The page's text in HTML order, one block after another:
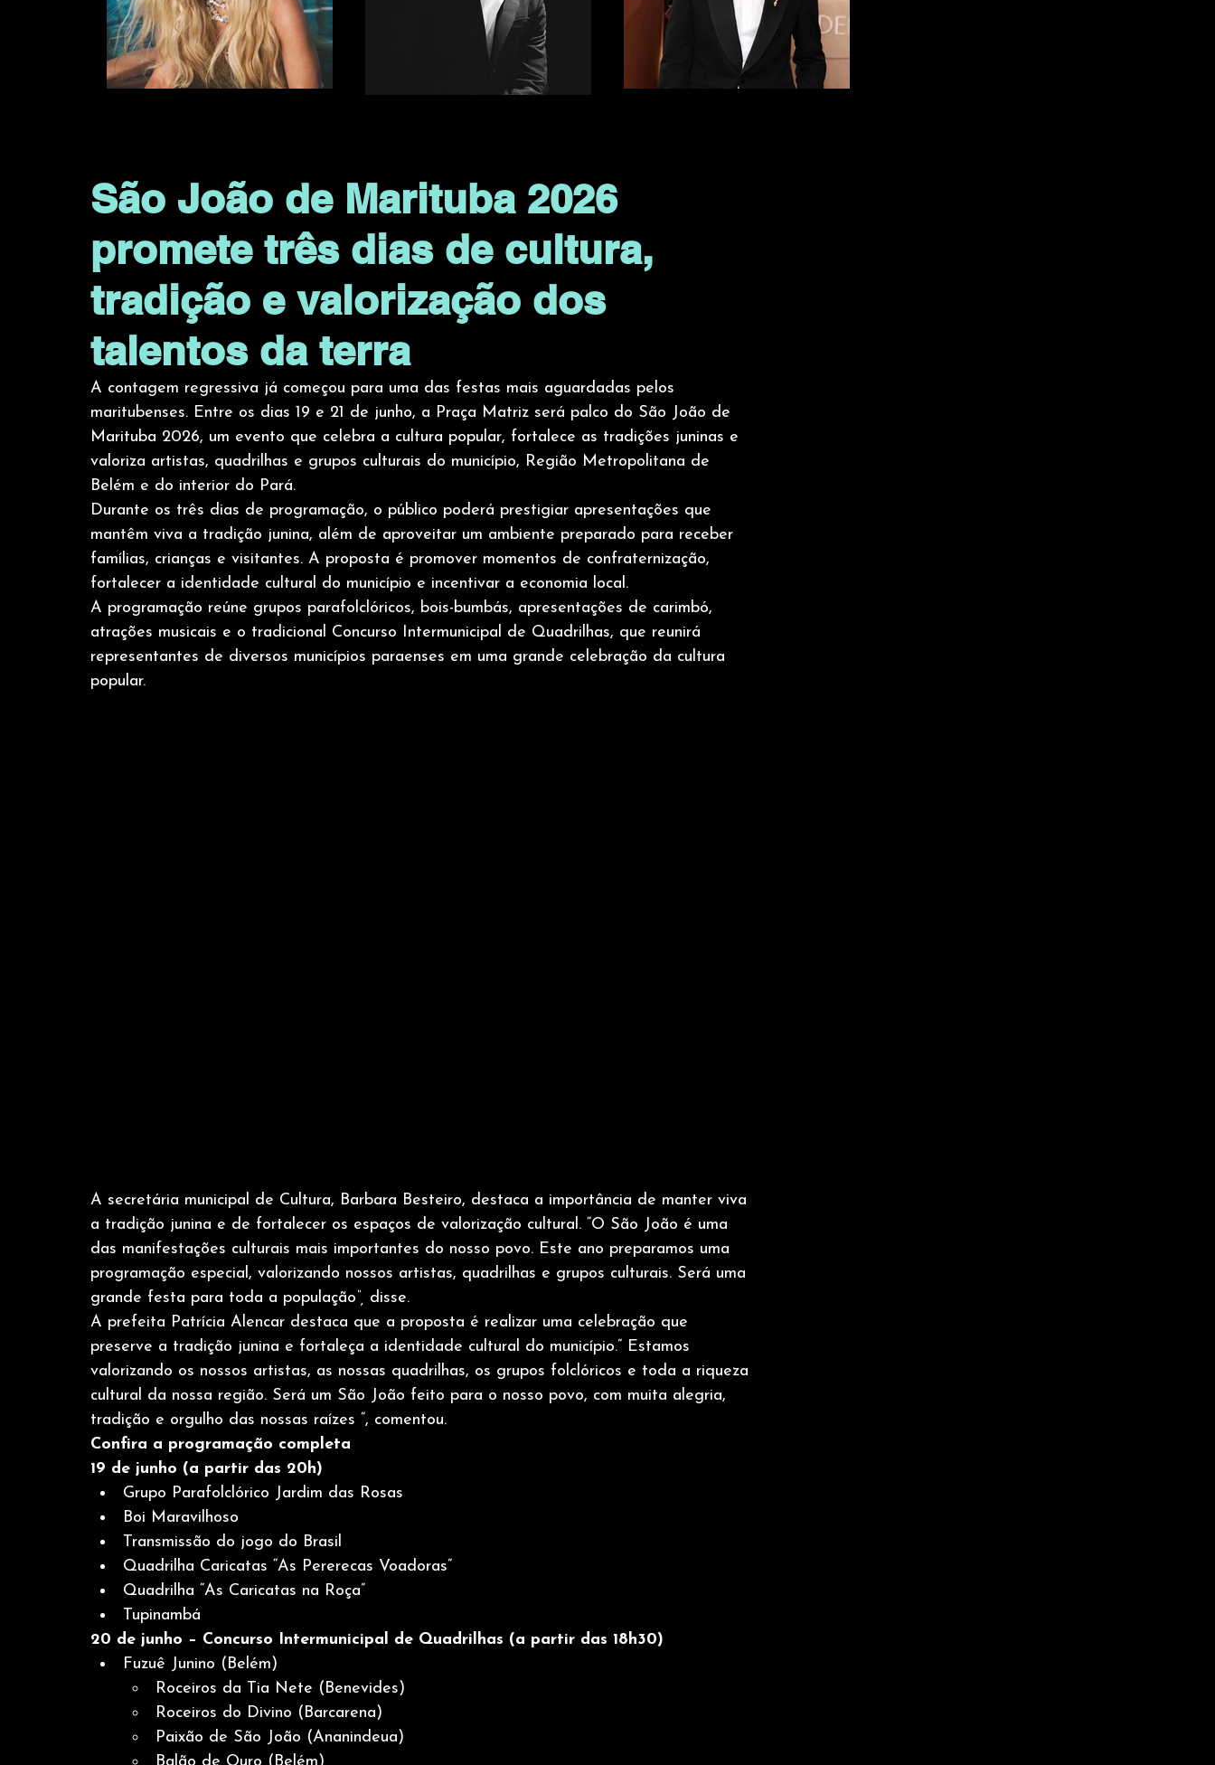
São João de Marituba 2026
promete três dias de cultura,
tradição e valorização dos
talentos da terra
A contagem regressiva já começou para uma das festas mais aguardadas pelos
maritubenses. Entre os dias 19 e 21 de junho, a Praça Matriz será palco do São João de
Marituba 2026, um evento que celebra a cultura popular, fortalece as tradições juninas e
valoriza artistas, quadrilhas e grupos culturais do município, Região Metropolitana de
Belém e do interior do Pará.
Durante os três dias de programação, o público poderá prestigiar apresentações que
mantêm viva a tradição junina, além de aproveitar um ambiente preparado para receber
famílias, crianças e visitantes. A proposta é promover momentos de confraternização,
fortalecer a identidade cultural do município e incentivar a economia local.
A programação reúne grupos parafolclóricos, bois-bumbás, apresentações de carimbó,
atrações musicais e o tradicional Concurso Intermunicipal de Quadrilhas, que reunirá
representantes de diversos municípios paraenses em uma grande celebração da cultura
popular.
A secretária municipal de Cultura, Barbara Besteiro, destaca a importância de manter viva
a tradição junina e de fortalecer os espaços de valorização cultural. “O São João é uma
das manifestações culturais mais importantes do nosso povo. Este ano preparamos uma
programação especial, valorizando nossos artistas, quadrilhas e grupos culturais. Será uma
grande festa para toda a população“, disse.
A prefeita Patrícia Alencar destaca que a proposta é realizar uma celebração que
preserve a tradição junina e fortaleça a identidade cultural do município.” Estamos
valorizando os nossos artistas, as nossas quadrilhas, os grupos folclóricos e toda a riqueza
cultural da nossa região. Será um São João feito para o nosso povo, com muita alegria,
tradição e orgulho das nossas raízes “, comentou.
Confira a programação completa
19 de junho (a partir das 20h)
Grupo Parafolclórico Jardim das Rosas
Boi Maravilhoso
Transmissão do jogo do Brasil
Quadrilha Caricatas “As Pererecas Voadoras”
Quadrilha “As Caricatas na Roça”
Tupinambá
20 de junho – Concurso Intermunicipal de Quadrilhas (a partir das 18h30)
Fuzuê Junino (Belém)
Roceiros da Tia Nete (Benevides)
Roceiros do Divino (Barcarena)
Paixão de São João (Ananindeua)